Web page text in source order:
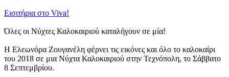
Εισιτήρια στο Viva!
Όλες οι Νύχτες Καλοκαιριού καταλήγουν σε μία!
Η Ελεωνόρα Ζουγανέλη φέρνει τις εικόνες και όλο το καλοκαίρι
του 2018 σε μια Νύχτα Καλοκαιριού στην Τεχνόπολη, το Σάββατο
8 Σεπτεμβρίου.